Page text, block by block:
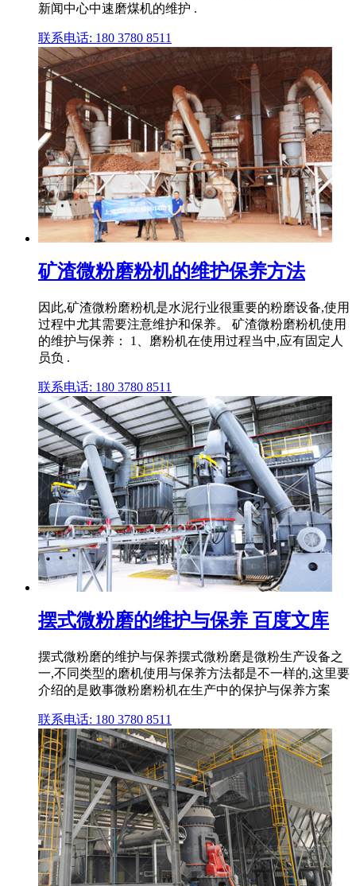
新闻中心中速磨煤机的维护 .
联系电话: 180 3780 8511
矿渣微粉磨粉机的维护保养方法
因此,矿渣微粉磨粉机是水泥行业很重要的粉磨设备,使用
过程中尤其需要注意维护和保养。 矿渣微粉磨粉机使用
的维护与保养： 1、磨粉机在使用过程当中,应有固定人
员负 .
联系电话: 180 3780 8511
摆式微粉磨的维护与保养 百度文库
摆式微粉磨的维护与保养摆式微粉磨是微粉生产设备之
一,不同类型的磨机使用与保养方法都是不一样的,这里要
介绍的是败事微粉磨粉机在生产中的保护与保养方案
联系电话: 180 3780 8511